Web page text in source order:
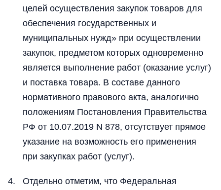
целей осуществления закупок товаров для
обеспечения государственных и
муниципальных нужд» при осуществлении
закупок, предметом которых одновременно
является выполнение работ (оказание услуг)
и поставка товара. В составе данного
нормативного правового акта, аналогично
положениям Постановления Правительства
РФ от 10.07.2019 N 878, отсутствует прямое
указание на возможность его применения
при закупках работ (услуг).
Отдельно отметим, что Федеральная